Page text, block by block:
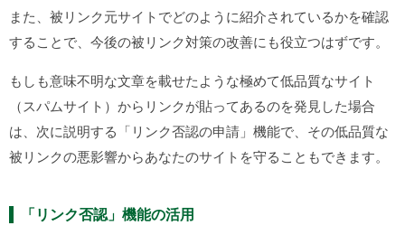
また、被リンク元サイトでどのように紹介されているかを確認
することで、今後の被リンク対策の改善にも役立つはずです。
もしも意味不明な文章を載せたような極めて低品質なサイト
（スパムサイト）からリンクが貼ってあるのを発見した場合
は、次に説明する「リンク否認の申請」機能で、その低品質な
被リンクの悪影響からあなたのサイトを守ることもできます。
「リンク否認」機能の活用